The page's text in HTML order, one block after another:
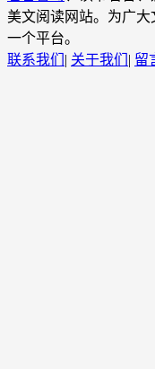
美文阅读网站。为广
一个平台。
联系我们 | 关于我们 | 留